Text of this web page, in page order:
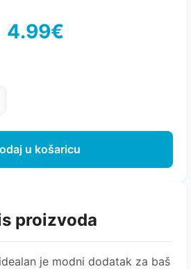
4.99€
u košaricu
proizvoda
je modni dodatak za baš